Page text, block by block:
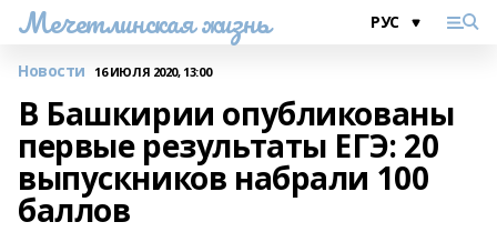
Мечетлинская жизнь
Новости 16 ИЮЛЯ 2020, 13:00
В Башкирии опубликованы
первые результаты ЕГЭ: 20
выпускников набрали 100
баллов